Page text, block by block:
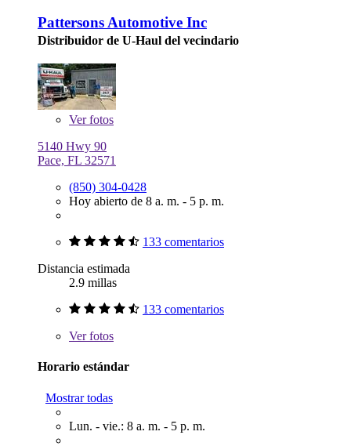
Pattersons Automotive Inc
Distribuidor de U-Haul del vecindario
Verfotos
5140 Hwy 90
Pace, FL 32571
(850) 304-0428
Hoy abierto de 8 a. m. - 5 p. m.
133 comentarios
Distancia estimada
2.9 millas
133 comentarios
Verfotos
Horario estándar
Mostrar todas
Lun. - vie.: 8 a. m. - 5 p. m.